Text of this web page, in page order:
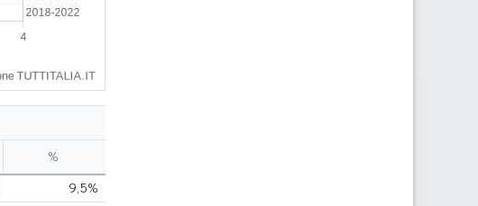
%
9,5%